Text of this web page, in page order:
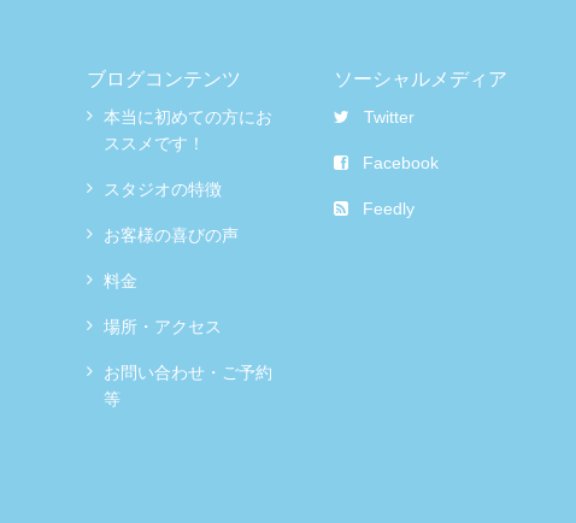
ブログコンテンツ
本当に初めての方にお
ススメです！
スタジオの特徴
お客様の喜びの声
料金
場所・アクセス
お問い合わせ・ご予約
等
ソーシャルメディア
Twitter
Facebook
Feedly